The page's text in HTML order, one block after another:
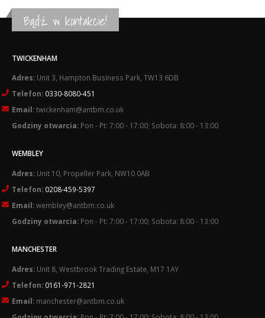
Bądź w kontakcie!
TWICKENHAM
Adres: Unit 3, Hampton Business Park, TW13 6DB
Telefon: 0330-8080-451
Email:twickenham@antbm.co.uk
Godziny otwarcia: Pon - Pt: 7:00 - 17:00; Sobota: 8:00 - 13:00
WEMBLEY
Adres: Unit 10, Propeller Park, NW10 0AB
Telefon: 0208-459-5397
Email:wembley@antbm.co.uk
Godziny otwarcia: Pon - Pt: 7:00 - 17:00; Sobota: 8:00 - 13:00
MANCHESTER
Adres: Unit 8, Westbrook Trading Estate, M17 1AY
Telefon: 0161-971-2821
Email: manchester@antbm.co.uk